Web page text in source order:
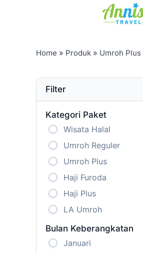
Home » Produk » Umroh Plus
Filter
Kategori Paket
Wisata Halal
Umroh Reguler
Umroh Plus
Haji Furoda
Haji Plus
LA Umroh
Bulan Keberangkatan
Januari